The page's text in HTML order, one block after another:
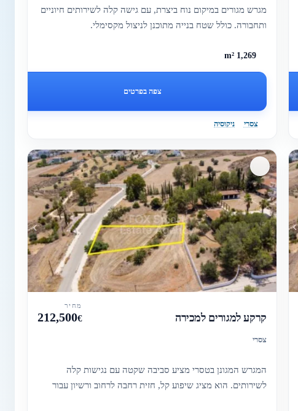
מגרש מגורים במיקום נוח ביצרת, עם גישה קלה לשירותים חיוניים
ותחבורה. כולל שטח בנייה מתוכנן לניצול מקסימלי.
1,269 m²
צפה בפרטים
צסרי ניקוסיה
קרקע למגורים למכירה
צסרי
מחיר
€
212,500
המגרש המגונן בטסרי מציע סביבה שקטה עם נגישות קלה
לשירותים. הוא מציג שיפוע קל, חזית רחבה לרחוב ורשיון עבור